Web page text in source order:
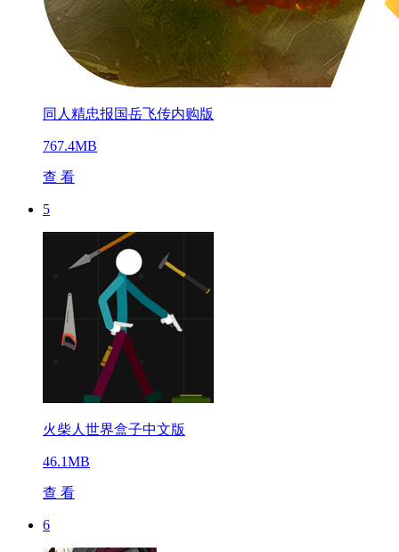
同人精忠报国岳飞传内购版
767.4MB
查 看
5
火柴人世界盒子中文版
46.1MB
查 看
6